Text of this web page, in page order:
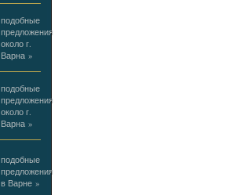
подобные
предложения
около г.
Варна »
подобные
предложения
около г.
Варна »
подобные
предложения
в Варне »